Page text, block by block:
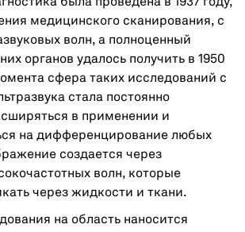
медицинского сканирования, с
волн, а полноценный
органов удалось получить в 1950
сфера таких исследований с
стала постоянно
в применении и
на дифференцирование любых
создается через
волн, которые
через жидкости и ткани.
на область наносится